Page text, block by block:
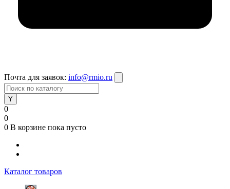
Почта для заявок: info@rmio.ru
0
0
0 В корзине пока пусто
Каталог товаров